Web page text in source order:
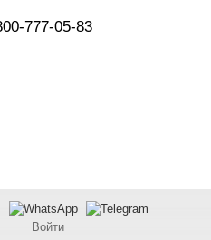
777-05-83
Войти